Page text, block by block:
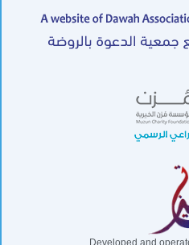
Developed and